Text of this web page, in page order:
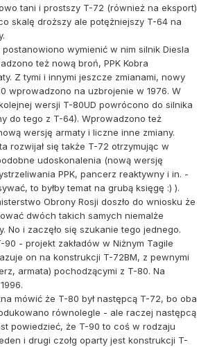
tani i prostszy T-72 (również na eksport)
skalę droższy ale potężniejszy T-64 na
wymienić w nim silnik Diesla
też nową broń, PPK Kobra
Z tymi i innymi jeszcze zmianami, nowy
wprowadzono na uzbrojenie w 1976. W
wersji T-80UD powrócono do silnika
do tego z T-64). Wprowadzono też
wersję armaty i liczne inne zmiany.
rozwijał się także T-72 otrzymując w
udoskonalenia (nową wersję
PPK, pancerz reaktywny i in. -
to byłby temat na grubą księgę :) ).
Obrony Rosji doszło do wniosku że
dwóch takich samych niemalże
No i zaczęło się szukanie tego jednego.
90 - projekt zakładów w Niżnym Tagile
on na konstrukcji T-72BM, z pewnymi
armata) pochodzącymi z T-80. Na
mówić że T-80 był następcą T-72, bo oba
równolegle - ale raczej następcą
powiedzieć, że T-90 to coś w rodzaju
i drugi czołg oparty jest konstrukcji T-